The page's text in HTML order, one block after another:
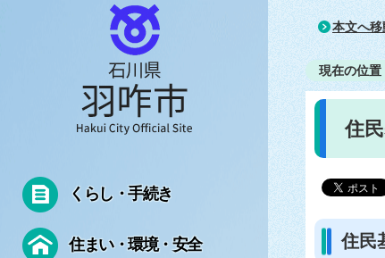
本文へ移
くらし・手続き
住まい・環境・安全
現在の位置
住
住民